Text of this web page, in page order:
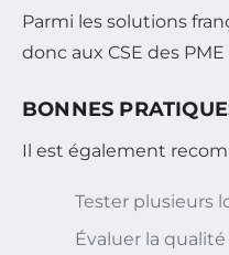
Parmi les solutions
donc aux CSE des
BONNES
Il est également
Tester plusieurs
Évaluer la